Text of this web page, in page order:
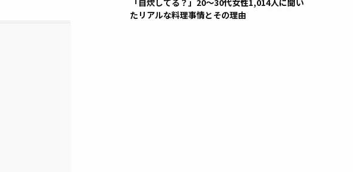
「自炊してる？」20〜30代女性1,014人に聞い
たリアルな料理事情とその理由